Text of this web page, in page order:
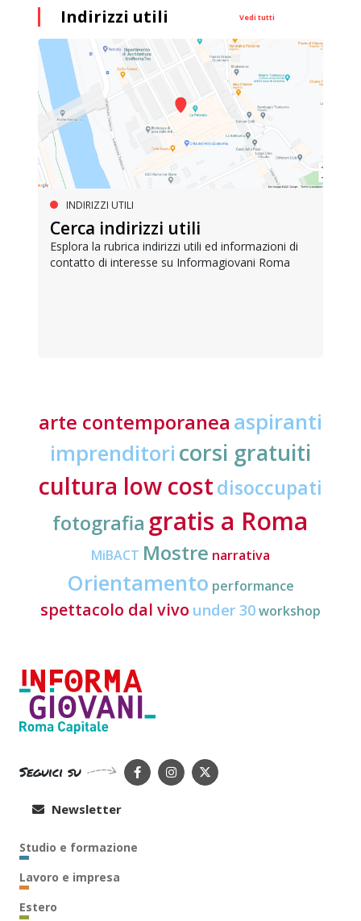
Indirizzi utili Vedi tutti
INDIRIZZI UTILI
Cerca indirizzi utili
Esplora la rubrica indirizzi utili ed informazioni di
contatto di interesse su Informagiovani Roma
arte contemporanea aspiranti
imprenditori corsi gratuiti
cultura low costdisoccupati
fotografia gratis a Roma
MiBACT Mostre narrativa
Orientamento performance
spettacolo dal vivo under 30workshop
Seguici su
Newsletter
Studio e formazione
Lavoro e impresa
Estero